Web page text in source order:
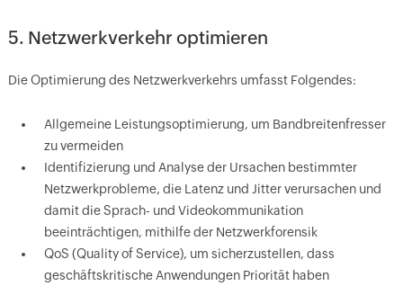
5. Netzwerkverkehr optimieren
Die Optimierung des Netzwerkverkehrs umfasst Folgendes:
Allgemeine Leistungsoptimierung, um Bandbreitenfresser
zu vermeiden
Identifizierung und Analyse der Ursachen bestimmter
Netzwerkprobleme, die Latenz und Jitter verursachen und
damit die Sprach- und Videokommunikation
beeinträchtigen, mithilfe der Netzwerkforensik
QoS (Quality of Service), um sicherzustellen, dass
geschäftskritische Anwendungen Priorität haben